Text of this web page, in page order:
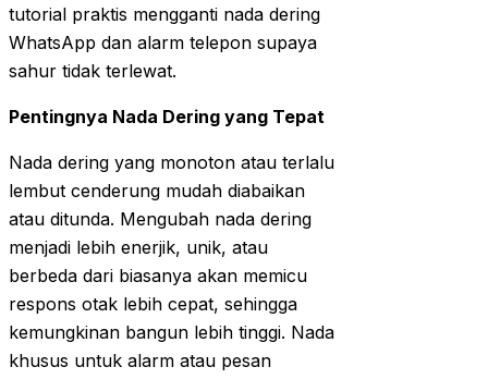
tutorial praktis mengganti nada dering
WhatsApp dan alarm telepon supaya
sahur tidak terlewat.
Pentingnya Nada Dering yang Tepat
Nada dering yang monoton atau terlalu
lembut cenderung mudah diabaikan
atau ditunda. Mengubah nada dering
menjadi lebih enerjik, unik, atau
berbeda dari biasanya akan memicu
respons otak lebih cepat, sehingga
kemungkinan bangun lebih tinggi. Nada
khusus untuk alarm atau pesan